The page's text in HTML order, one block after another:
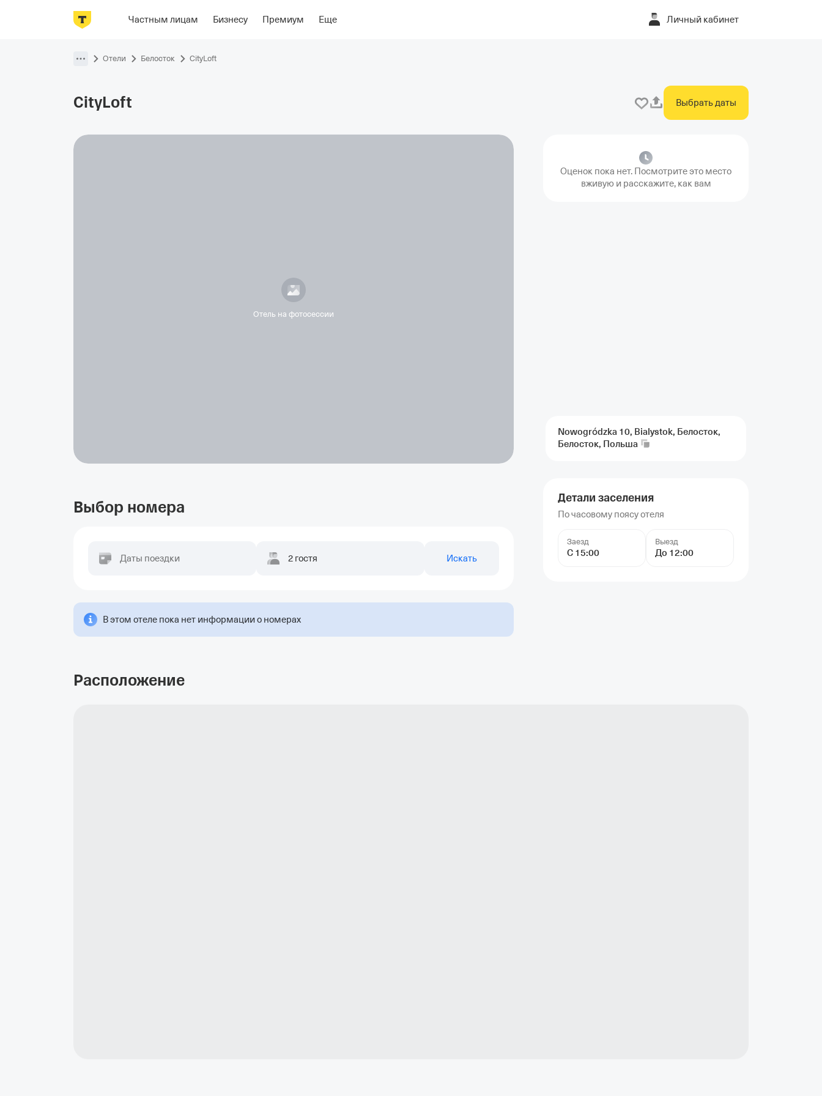
Частным лицам Бизнесу Премиум Еще Личный кабинет
Фотографии НомераРасположение
Отели Белосток CityLoft
CityLoft Выбрать даты
Отель на фотосессии
Оценок пока нет. Посмотрите это место
вживую и расскажите, как вам
Nowogródzka 10, Bialystok, Белосток,
Белосток, Польша
Детали заселения
По часовому поясу отеля
Заезд
С 15:00
Выезд
До 12:00
Выбор номера
Даты поездки 2 гостя Искать
В этом отеле пока нет информации о номерах
Расположение